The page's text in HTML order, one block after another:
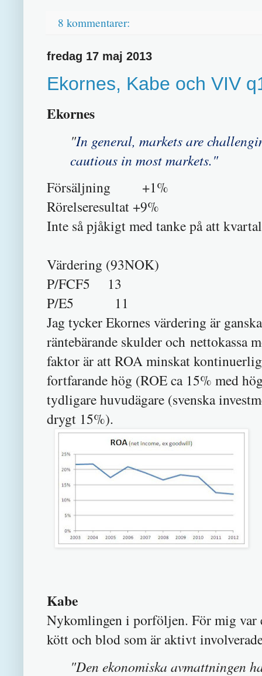
8 kommentarer:
fredag 17 maj 2013
Ekornes, Kabe och VIV
Ekornes
"In general, markets are
cautious in most markets."
Försäljning +1%
Rörelseresultat +9%
Inte så pjåkigt med tanke på att
Värdering (93NOK)
P/FCF5 13
P/E5 11
Jag tycker Ekornes värdering är
räntebärande skulder och nettokassa
faktor är att ROA minskat
fortfarande hög (ROE ca 15% med
tydligare huvudägare (svenska
drygt 15%).
Kabe
Nykomlingen i porföljen. För mig var
kött och blod som är aktivt
"Den ekonomiska avmattningen